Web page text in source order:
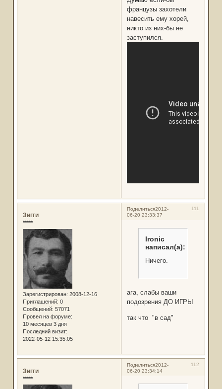
французы захотели
навесить ему хорей,
никто из них-бы не
заступился.
Поделиться 111
2012-
06-20 23:33:37
Зигги
*****
Зарегистрирован: 2008-12-16
Приглашений: 0
Сообщений: 57071
Провел на форуме:
10 месяцев 3 дня
Последний визит:
2022-05-12 15:35:05
Ironic
написал(а):
Ничего.
ага, слабы ваши
подозрения ДО ИГРЫ
так что "в сад"
Поделиться 112
2012-
06-20 23:34:14
Зигги
*****